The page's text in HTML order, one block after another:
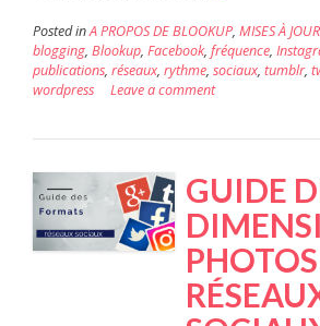
Posted inA PROPOS DE BLOOKUP, MISES À JOUR
blogging, Blookup, Facebook, fréquence,
publications, réseaux, rythme, sociaux, tumblr,
wordpress
Leave a comment
GUIDE